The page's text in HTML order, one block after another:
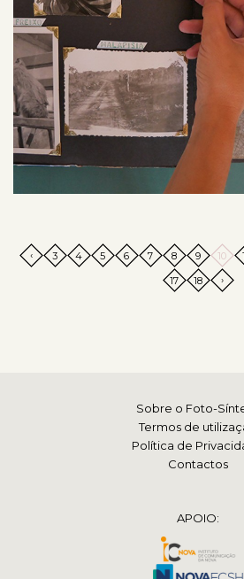
‹ 3 4 5 6 7 8 9 10
17
18 ›
Sobre o Foto-
Termos de
Política de
Contactos
APOIO: